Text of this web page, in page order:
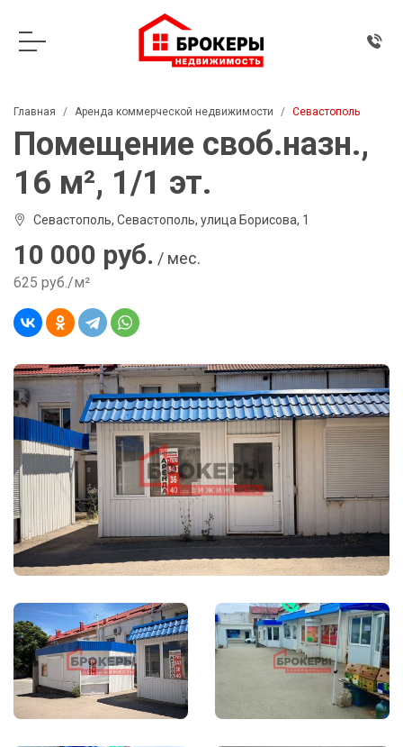
Главная Аренда коммерческой недвижимости Севастополь
Помещение своб.назн.,
16 м², 1/1 эт.
Севастополь, Севастополь, улица Борисова, 1
10 000 руб. / мес.
625 руб./м²